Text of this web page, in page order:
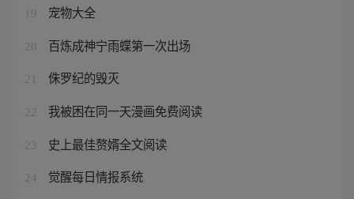
19 宠物大全
20 百炼成神宁雨蝶第一次出场
21 侏罗纪的毁灭
22 我被困在同一天漫画免费阅读
23 史上最佳赘婿全文阅读
24 觉醒每日情报系统